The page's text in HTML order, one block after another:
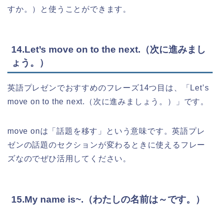
すか。）と使うことができます。
14.Let’s move on to the next.（次に進みまし
ょう。）
英語プレゼンでおすすめのフレーズ14つ目は、「Let’s
move on to the next.（次に進みましょう。）」です。
move onは「話題を移す」という意味です。英語プレ
ゼンの話題のセクションが変わるときに使えるフレー
ズなのでぜひ活用してください。
15.My name is~.（わたしの名前は～です。）